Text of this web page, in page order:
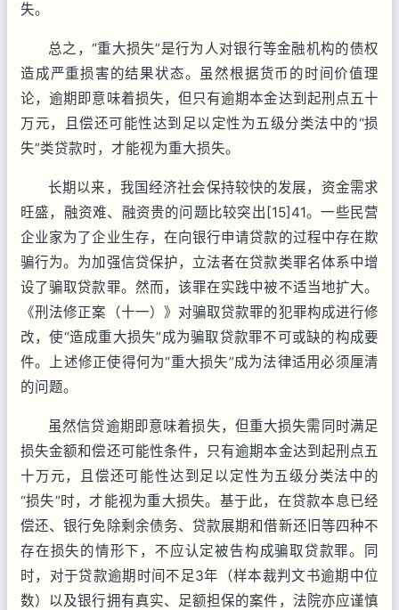
失。
总之，“重大损失”是行为人对银行等金融机构的债权
造成严重损害的结果状态。虽然根据货币的时间价值理
论，逾期即意味着损失，但只有逾期本金达到起刑点五十
万元，且偿还可能性达到足以定性为五级分类法中的“损
失”类贷款时，才能视为重大损失。
长期以来，我国经济社会保持较快的发展，资金需求
旺盛，融资难、融资贵的问题比较突出[15]41。一些民营
企业家为了企业生存，在向银行申请贷款的过程中存在欺
骗行为。为加强信贷保护，立法者在贷款类罪名体系中增
设了骗取贷款罪。然而，该罪在实践中被不适当地扩大。
《刑法修正案（十一）》对骗取贷款罪的犯罪构成进行修
改，使“造成重大损失”成为骗取贷款罪不可或缺的构成要
件。上述修正使得何为“重大损失”成为法律适用必须厘清
的问题。
虽然信贷逾期即意味着损失，但重大损失需同时满足
损失金额和偿还可能性条件，只有逾期本金达到起刑点五
十万元，且偿还可能性达到足以定性为五级分类法中的
“损失”时，才能视为重大损失。基于此，在贷款本息已经
偿还、银行免除剩余债务、贷款展期和借新还旧等四种不
存在损失的情形下，不应认定被告构成骗取贷款罪。同
时，对于贷款逾期时间不足3年（样本裁判文书逾期中位
数）以及银行拥有真实、足额担保的案件，法院亦应谨慎